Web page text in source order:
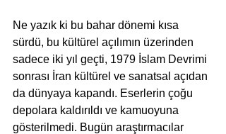
Ne yazık ki bu bahar dönemi kısa
sürdü, bu kültürel açılımın üzerinden
sadece iki yıl geçti, 1979 İslam Devrimi
sonrası İran kültürel ve sanatsal açıdan
da dünyaya kapandı. Eserlerin çoğu
depolara kaldırıldı ve kamuoyuna
gösterilmedi. Bugün araştırmacılar